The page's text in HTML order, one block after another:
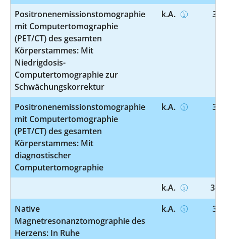
Positronenemissionstomographie
mit Computertomographie
(PET/CT) des gesamten
Körperstammes: Mit
Niedrigdosis-
Computertomographie zur
Schwächungskorrektur
k.A. 3-
Positronenemissionstomographie
mit Computertomographie
(PET/CT) des gesamten
Körperstammes: Mit
diagnostischer
Computertomographie
k.A. 3-
k.A.
3-
Native
Magnetresonanztomographie des
Herzens: In Ruhe
k.A. 3-